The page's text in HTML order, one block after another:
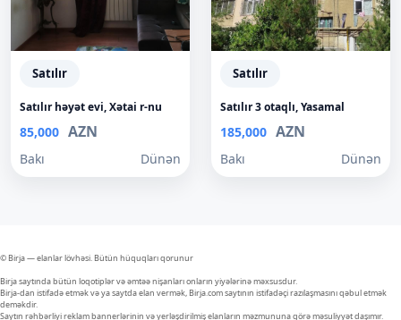
Satılır
Satılır həyət evi, Xətai r-nu
85,000 AZN
Bakı Dünən
Satılır
Satılır 3 otaqlı, Yasamal
185,000 AZN
Bakı Dünən
© Birja — elanlar lövhəsi. Bütün hüquqları qorunur
Birja saytında bütün loqotiplər və əmtəə nişanları onların yiyələrinə məxsusdur.
Birja-dan istifadə etmək və ya saytda elan vermək, Birja.com saytının istifadəçi razılaşmasını qəbul etmək
deməkdir.
Saytın rəhbərliyi reklam bannerlərinin və yerləşdirilmiş elanların məzmununa görə məsuliyyət daşımır.